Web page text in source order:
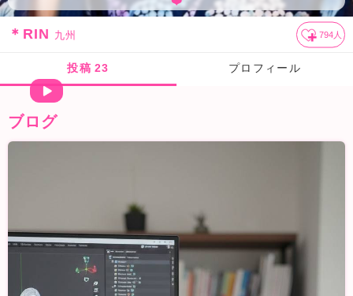
＊RIN 九州 794 人
投稿 23 プロフィール
ブログ